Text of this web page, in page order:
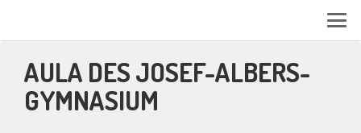
AULA DES JOSEF-ALBERS-
GYMNASIUM